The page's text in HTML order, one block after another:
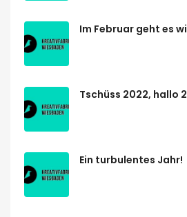
Im Februar geht es
Tschüss 2022, hallo
Ein turbulentes Jahr!